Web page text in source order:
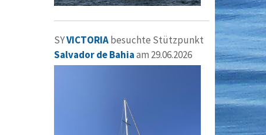
SYVICTORIAbesuchte Stützpunkt
Salvador de Bahiaam 29.06.2026